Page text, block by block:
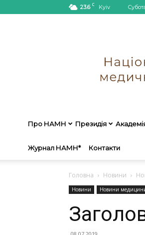
23.6 C Kyiv
Про НАМН Президія
Журнал НАМН* Контакти
Головна Новини
Новини Новини